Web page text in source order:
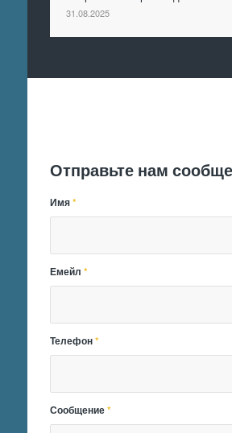
31.08.2025
Отправьте нам
Имя*
Емейл*
Телефон*
Сообщение*